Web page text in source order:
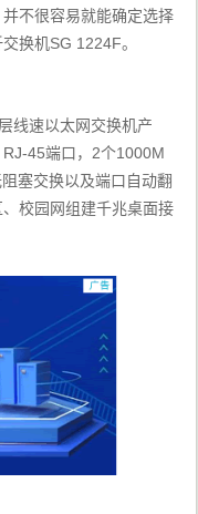
不很容易就能确定选择
换机SG 1224F。
线速以太网交换机产
45端口，2个1000M
塞交换以及端口自动翻
校园网组建千兆桌面接